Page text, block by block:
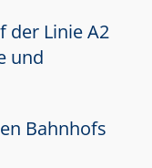
der Linie A2
und
Bahnhofs